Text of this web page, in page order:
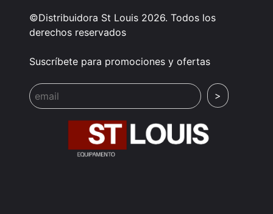
©Distribuidora St Louis 2026. Todos los
derechos reservados
Suscríbete para promociones y ofertas